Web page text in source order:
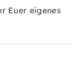
Euer eigenes